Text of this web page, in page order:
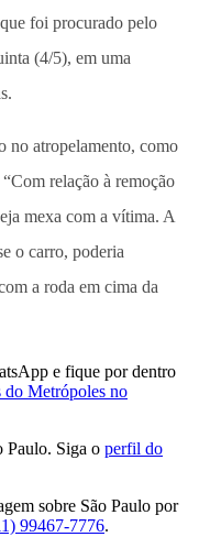
foi procurado pelo
(4/5), em uma
no atropelamento, como
relação à remoção
mexa com a vítima. A
o carro, poderia
a roda em cima da
e fique por dentro
do Metrópoles no
Paulo. Siga o perfil do
sobre São Paulo por
99467-7776.